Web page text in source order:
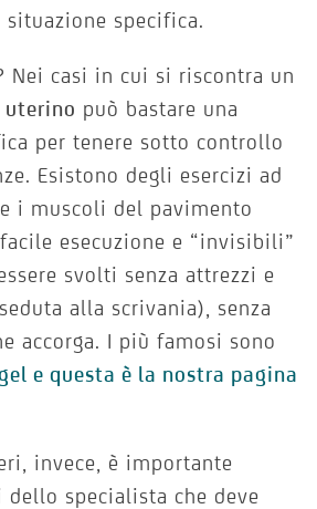
specifica.
Nei casi in cui si riscontra un
uterino può bastare una
per tenere sotto controllo
Esistono degli esercizi ad
i muscoli del pavimento
esecuzione e “invisibili”
svolti senza attrezzi e
alla scrivania), senza
accorga. I più famosi sono
e questa è la nostra pagina
invece, è importante
dello specialista che deve